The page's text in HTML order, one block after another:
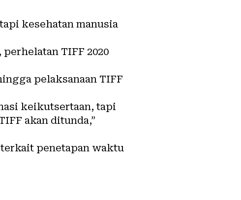
kesehatan manusia
TIFF 2020
pelaksanaan TIFF
keikutsertaan, tapi
akan ditunda,”
penetapan waktu